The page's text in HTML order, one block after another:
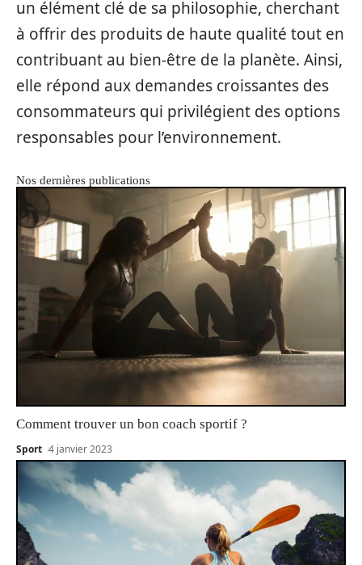
un élément clé de sa philosophie, cherchant
à offrir des produits de haute qualité tout en
contribuant au bien-être de la planète. Ainsi,
elle répond aux demandes croissantes des
consommateurs qui privilégient des options
responsables pour l’environnement.
Nos dernières publications
Comment trouver un bon coach sportif ?
Sport 4 janvier 2023